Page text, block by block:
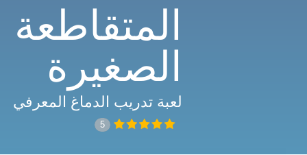
المتقاطعة
الصغيرة
لعبة تدريب الدماغ المعرفي
5